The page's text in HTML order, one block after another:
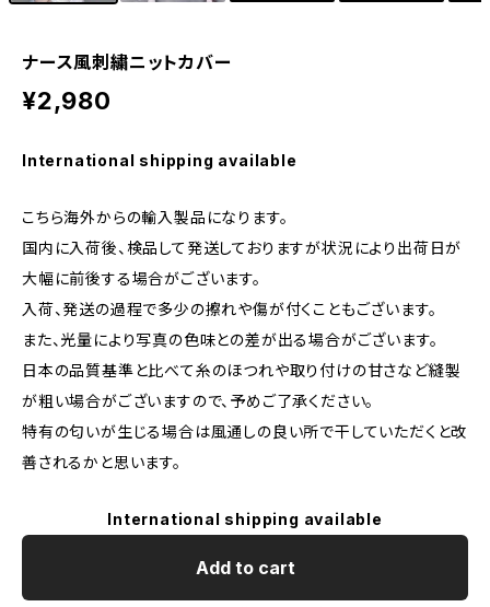
ナース風刺繍ニットカバー
¥2,980
International shipping available
こちら海外からの輸入製品になります。
国内に入荷後、検品して発送しておりますが状況により出荷日が
大幅に前後する場合がございます。
入荷、発送の過程で多少の擦れや傷が付くこともございます。
また、光量により写真の色味との差が出る場合がございます。
日本の品質基準と比べて糸のほつれや取り付けの甘さなど縫製
が粗い場合がございますので、予めご了承ください。
特有の匂いが生じる場合は風通しの良い所で干していただくと改
善されるかと思います。
International shipping available
Add to cart